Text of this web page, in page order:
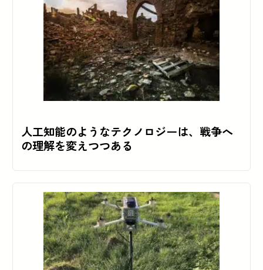
人工知能のようなテクノロジーは、戦争へ
の理解を変えつつある